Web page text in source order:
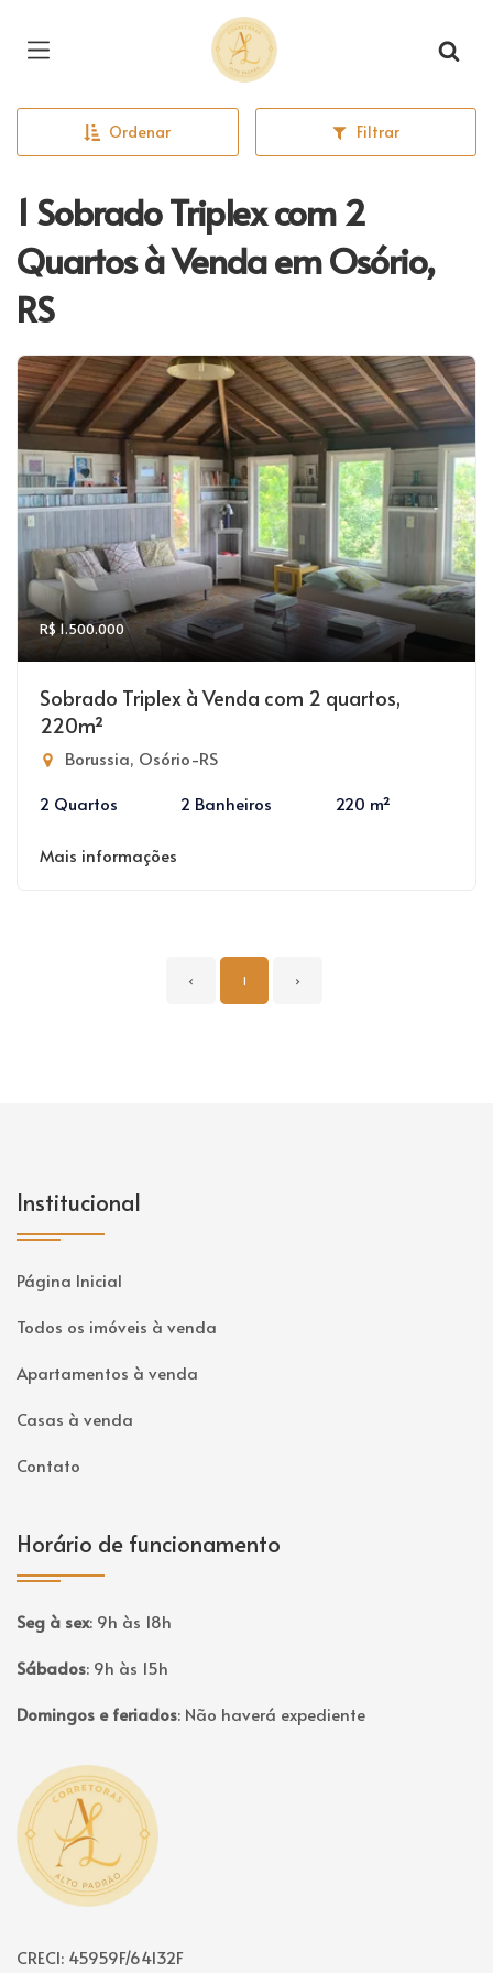
Página inicial
Ordenar Filtrar
1 Sobrado Triplex com 2
Quartos à Venda em Osório,
RS
R$ 1.500.000
Sobrado Triplex à Venda com 2 quartos,
220m²
Borussia, Osório-RS
2 Quartos
2 Banheiros 220 m²
Mais informações
‹ 1 ›
Institucional
Página Inicial
Todos os imóveis à venda
Apartamentos à venda
Casas à venda
Contato
Horário de funcionamento
Seg à sex: 9h às 18h
Sábados: 9h às 15h
Domingos e feriados: Não haverá expediente
Página inicial
CRECI: 45959F/64132F